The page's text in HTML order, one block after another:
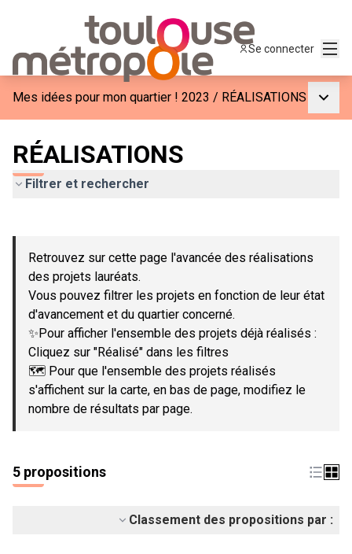
Se connecter
Mes idées pour mon quartier ! 2023 / RÉALISATIONS
RÉALISATIONS
Filtrer et rechercher
−
Retrouvez sur cette page l'avancée des réalisations
des projets lauréats.
Vous pouvez filtrer les projets en fonction de leur état
d'avancement et du quartier concerné.
✨Pour afficher l'ensemble des projets déjà réalisés :
Cliquez sur "Réalisé" dans les filtres
🗺️ Pour que l'ensemble des projets réalisés
s'affichent sur la carte, en bas de page, modifiez le
nombre de résultats par page.
5 propositions
Classement des propositions par :